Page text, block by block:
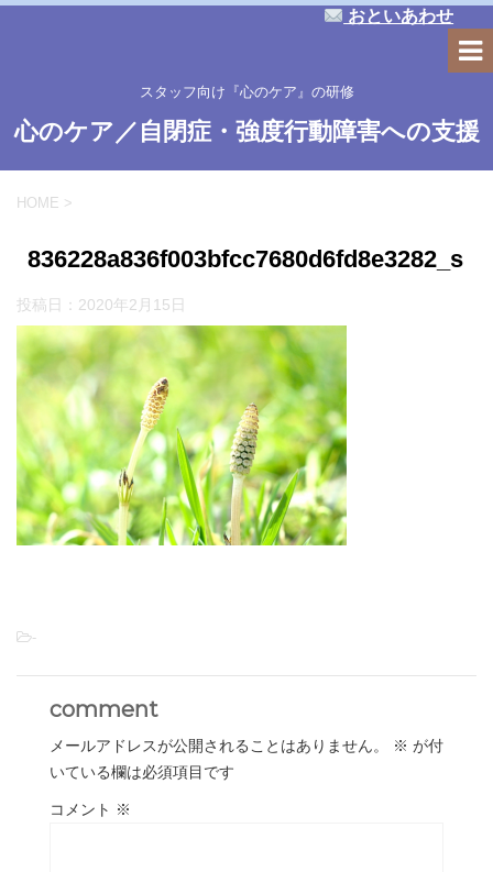
おといあわせ
スタッフ向け『心のケア』の研修
心のケア／自閉症・強度行動障害への支援
HOME >
836228a836f003bfcc7680d6fd8e3282_s
投稿日： 2020年2月15日
-
comment
メールアドレスが公開されることはありません。 ※ が付
いている欄は必須項目です
コメント ※